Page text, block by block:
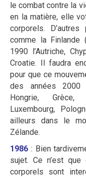
le combat contre la
en la matière, elle
corporels.
comme la Finlande
1990 l’Autriche,
Croatie. Il faudra
pour que ce
des années 2000
Hongrie, Grèce,
Luxembourg,
ailleurs dans le
Zélande.
1986 : Bien
sujet. Ce n’est
corporels sont